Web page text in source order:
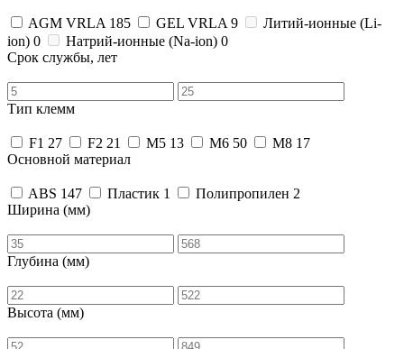
AGM VRLA 185 GEL VRLA 9
Литий-ионные (Li-
ion) 0 Натрий-ионные (Na-ion) 0
Срок службы, лет
Тип клемм
F1 27 F2 21 M5 13 M6 50 M8 17
Основной материал
ABS 147 Пластик 1 Полипропилен 2
Ширина (мм)
Глубина (мм)
Высота (мм)